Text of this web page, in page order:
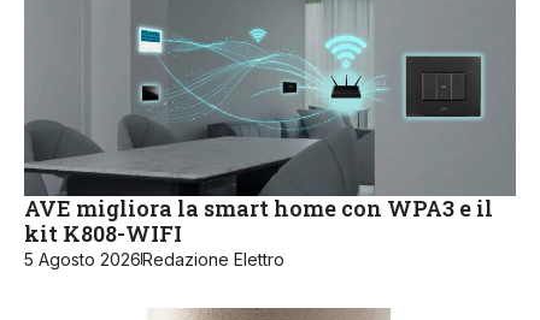
AVE migliora la smart home con WPA3 e il
kit K808-WIFI
5 Agosto 2026Redazione Elettro